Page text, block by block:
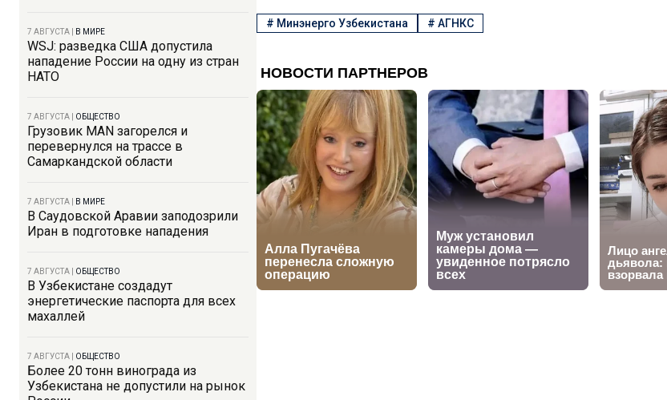
7 АВГУСТА В МИРЕ
WSJ: разведка США допустила
нападение России на одну из стран
НАТО
7 АВГУСТА ОБЩЕСТВО
Грузовик MAN загорелся и
перевернулся на трассе в
Самаркандской области
7 АВГУСТА В МИРЕ
В Саудовской Аравии заподозрили
Иран в подготовке нападения
7 АВГУСТА ОБЩЕСТВО
В Узбекистане создадут
энергетические паспорта для всех
махаллей
7 АВГУСТА ОБЩЕСТВО
Более 20 тонн винограда из
Узбекистана не допустили на рынок
# Минэнерго Узбекистана # АГНКС